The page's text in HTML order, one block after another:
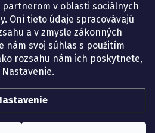
partnerom v oblasti sociálnych
Oni tieto údaje spracovávajú
a v zmysle zákonných
nám svoj súhlas s použitím
rozsahu nám ich poskytnete,